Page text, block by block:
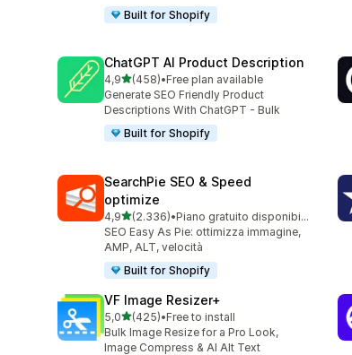
Built for Shopify
ChatGPT AI Product Description
4,9stelle su 5
(458)
458 recensioni totali
•Free plan available
Generate SEO Friendly Product
Descriptions With ChatGPT - Bulk
Built for Shopify
SearchPie SEO & Speed
optimize
4,9stelle su 5
(2.336)
2336 recensioni totali
•
Piano gratuito disponibile
SEO Easy As Pie: ottimizza immagine,
AMP, ALT, velocità
Built for Shopify
VF Image Resizer+
5,0stelle su 5
(425)
425 recensioni totali
•Free to install
Bulk Image Resize for a Pro Look,
Image Compress & AI Alt Text